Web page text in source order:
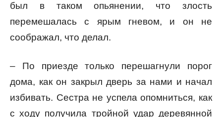
был в таком опьянении, что злость
перемешалась с ярым гневом, и он не
соображал, что делал.
– По приезде только перешагнули порог
дома, как он закрыл дверь за нами и начал
избивать. Сестра не успела опомниться, как
с ходу получила тройной удар деревянной